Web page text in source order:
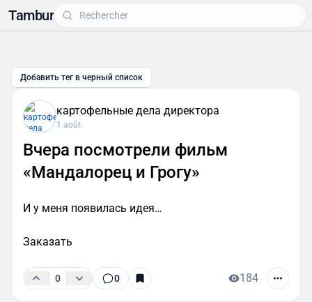
Tambur
Добавить тег в черный список
картофельные дела директора
1 août
Вчера посмотрели фильм
«Мандалорец и Грогу»
И у меня появилась идея…
Заказать
0 0 184